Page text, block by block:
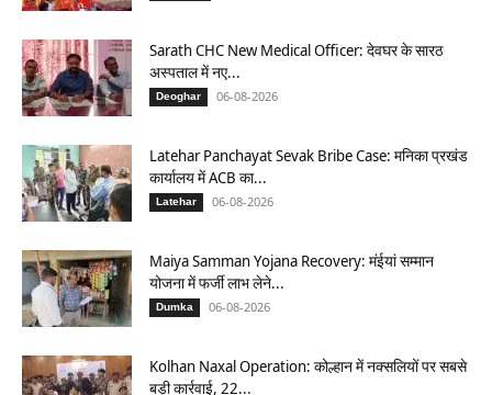
Sarath CHC New Medical Officer: देवघर के सारठ
अस्पताल में नए...
Deoghar 06-08-2026
Latehar Panchayat Sevak Bribe Case: मनिका प्रखंड
कार्यालय में ACB का...
Latehar 06-08-2026
Maiya Samman Yojana Recovery: मंईयां सम्मान
योजना में फर्जी लाभ लेने...
Dumka 06-08-2026
Kolhan Naxal Operation: कोल्हान में नक्सलियों पर सबसे
बड़ी कार्रवाई, 22...